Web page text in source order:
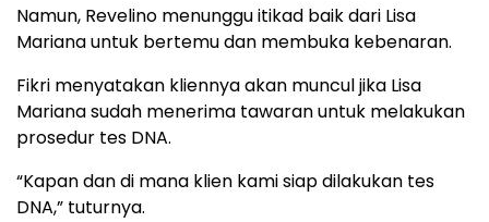
Namun, Revelino menunggu itikad baik dari Lisa
Mariana untuk bertemu dan membuka kebenaran.
Fikri menyatakan kliennya akan muncul jika Lisa
Mariana sudah menerima tawaran untuk melakukan
prosedur tes DNA.
“Kapan dan di mana klien kami siap dilakukan tes
DNA,” tuturnya.